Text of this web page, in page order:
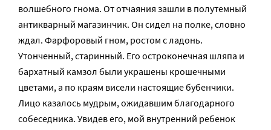
волшебного гнома. От отчаяния зашли в полутемный
антикварный магазинчик. Он сидел на полке, словно
ждал. Фарфоровый гном, ростом с ладонь.
Утонченный, старинный. Его остроконечная шляпа и
бархатный камзол были украшены крошечными
цветами, а по краям висели настоящие бубенчики.
Лицо казалось мудрым, ожидавшим благодарного
собеседника. Увидев его, мой внутренний ребенок